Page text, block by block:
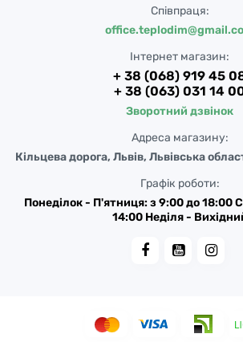
Співпраця:
Інтернет магазин:
+ 38 (068) 919 45
+ 38 (063) 031 14
Зворотний дзвінок
Адреса магазину:
Кільцева дорога, Львів, Львівська
Графік роботи:
Понеділок - П'ятниця: з 9:00 до 18:00
14:00 Неділя -